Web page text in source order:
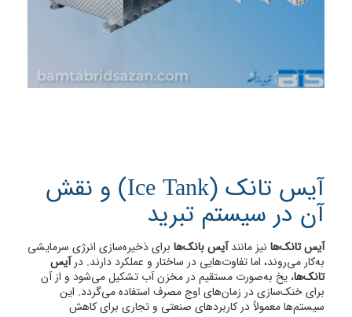
آیس تانک (Ice Tank) و نقش
آن در سیستم تبرید
آیس تانک‌ها نیز مانندآیس بانک‌ها برای ذخیره‌سازی انرژی سرمایشی
به‌کار می‌روند، اما تفاوت‌هایی در ساختار و عملکرد دارند. درآیس
تانک‌ها، یخ به‌صورت مستقیم در مخزن آب تشکیل می‌شود و از آن
برای خنک‌سازی در زمان‌های اوج مصرف استفاده می‌گردد. این
سیستم‌ها معمولاً در کاربردهای صنعتی و تجاری برای کاهش